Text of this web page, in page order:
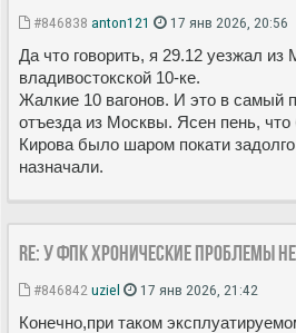
#846838 anton121 17 янв 2026, 20:56
Да что говорить, я 29.12 уезжал из
владивостокской 10-ке.
Жалкие 10 вагонов. И это в самый
отъезда из Москвы. Ясен пень, что
Кирова было шаром покати
назначали.
Re: У ФПК хронические проблемы
#846842 uziel 17 янв 2026, 21:42
Конечно,при таком